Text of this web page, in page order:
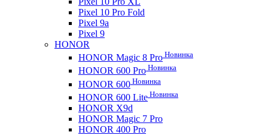
Pixel 10 Pro Fold
Pixel 9a
Pixel 9
HONOR
HONOR Magic 8 Pro Новинка
HONOR 600 Pro Новинка
HONOR 600 Новинка
HONOR 600 Lite Новинка
HONOR X9d
HONOR Magic 7 Pro
HONOR 400 Pro